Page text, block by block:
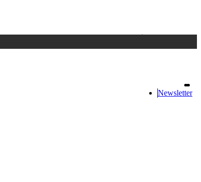
Accedioppure registrati
Newsletter